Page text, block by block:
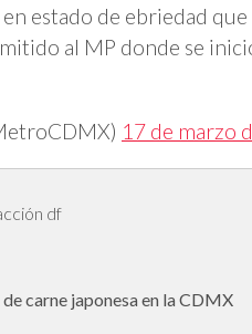
estado de ebriedad
al MP donde se
17 de marzo
df
carne japonesa en la CDMX